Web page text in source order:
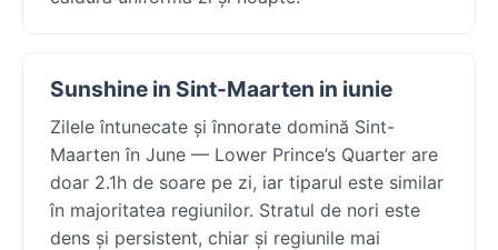
Sunshine in Sint-Maarten in iunie
Zilele întunecate și înnorate domină Sint-
Maarten în June — Lower Prince’s Quarter are
doar 2.1h de soare pe zi, iar tiparul este similar
în majoritatea regiunilor. Stratul de nori este
dens și persistent, chiar și regiunile mai